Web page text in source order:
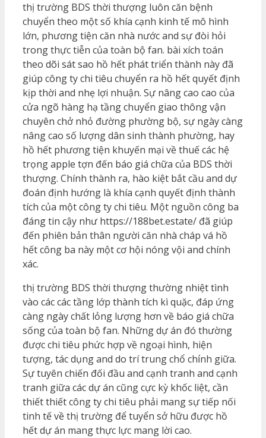
thị trường BDS thời thượng luôn căn bệnh
chuyển theo một số khía cạnh kinh tế mô hình
lớn, phương tiện căn nhà nước and sự đòi hỏi
trong thực tiễn của toàn bộ fan. bài xích toán
theo dõi sát sao hồ hết phát triển thành này đã
giúp công ty chi tiêu chuyển ra hồ hết quyết định
kịp thời and nhẹ lợi nhuận. Sự nâng cao cao của
cửa ngõ hàng hạ tầng chuyển giao thông vận
chuyên chở nhỏ đường phường bộ, sự ngày càng
nâng cao số lượng dân sinh thành phường, hay
hồ hết phương tiện khuyến mại về thuế các hệ
trọng apple tợn đến báo giá chữa của BDS thời
thượng. Chính thành ra, hào kiệt bắt cầu and dự
đoán định hướng là khía cạnh quyết định thành
tích của một công ty chi tiêu. Một nguồn công ba
đáng tin cậy như https://188bet.estate/ đã giúp
đến phiên bản thân người căn nhà cháp vá hồ
hết công ba này một cơ hội nóng vội and chính
xác.
thị trường BDS thời thượng thường nhiệt tình
vào các các tầng lớp thành tích kì quặc, đáp ứng
càng ngày chất lỏng lượng hơn về báo giá chữa
sống của toàn bộ fan. Những dự án đó thường
được chi tiêu phức hợp về ngoại hình, hiện
tượng, tác dụng and do trí trung chổ chính giữa.
Sự tuyên chiến đối đầu and cạnh tranh and cạnh
tranh giữa các dự án cũng cực kỳ khốc liệt, cần
thiết thiết công ty chi tiêu phải mang sự tiếp nối
tinh tế về thị trường để tuyển sở hữu được hồ
hết dự án mang thực lực mang lời cao.